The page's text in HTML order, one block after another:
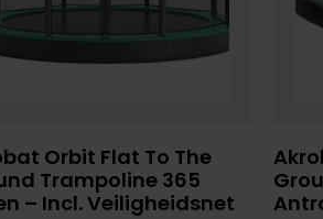
Orbit Flat To The
Trampoline 365
– Incl. Veiligheidsnet